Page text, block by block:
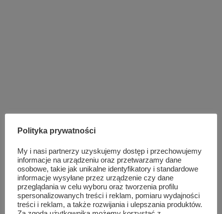
Polityka prywatności
My i nasi partnerzy uzyskujemy dostęp i przechowujemy
informacje na urządzeniu oraz przetwarzamy dane
osobowe, takie jak unikalne identyfikatory i standardowe
informacje wysyłane przez urządzenie czy dane
przeglądania w celu wyboru oraz tworzenia profilu
spersonalizowanych treści i reklam, pomiaru wydajności
treści i reklam, a także rozwijania i ulepszania produktów.